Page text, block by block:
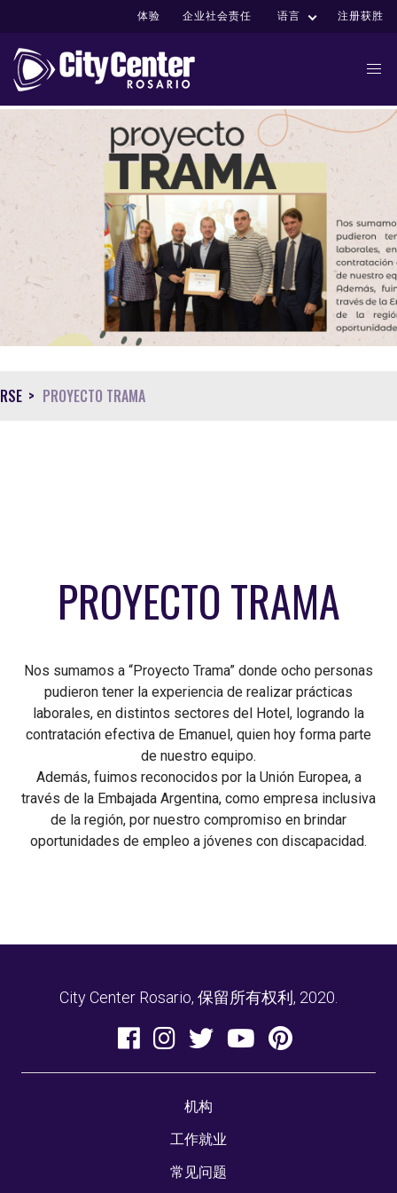
体验 企业社会责任 语言 注册获胜
RSE PROYECTO TRAMA
PROYECTO TRAMA
Nos sumamos a “Proyecto Trama” donde ocho personas
pudieron tener la experiencia de realizar prácticas
laborales, en distintos sectores del Hotel, logrando la
contratación efectiva de Emanuel, quien hoy forma parte
de nuestro equipo.
Además, fuimos reconocidos por la Unión Europea, a
través de la Embajada Argentina, como empresa inclusiva
de la región, por nuestro compromiso en brindar
oportunidades de empleo a jóvenes con discapacidad.
City Center Rosario, 保留所有权利, 2020.
机构
工作就业
常见问题